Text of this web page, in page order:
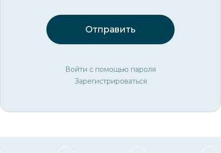
Отправить
Войти с помощью пароля
Зарегистрироваться